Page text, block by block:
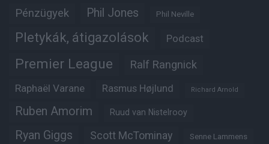
Pénzügyek Phil Jones Phil Neville
Pletykák, átigazolások Podcast
Premier League Ralf Rangnick
Raphaël Varane Rasmus Højlund Richard Arnold
Ruben Amorim Ruud van Nistelrooy
Ryan Giggs Scott McTominay Senne Lammens